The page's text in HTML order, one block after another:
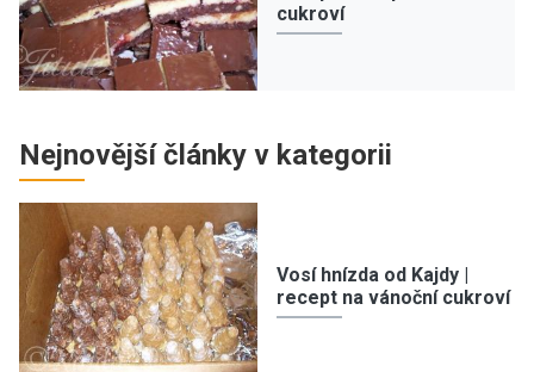
cukroví
Nejnovější články v kategorii
Vosí hnízda od Kajdy |
recept na vánoční cukroví